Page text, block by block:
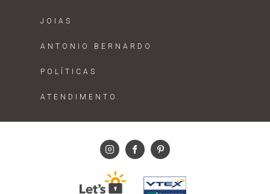
JOIAS
ANTONIO BERNARDO
POLÍTICAS
ATENDIMENTO